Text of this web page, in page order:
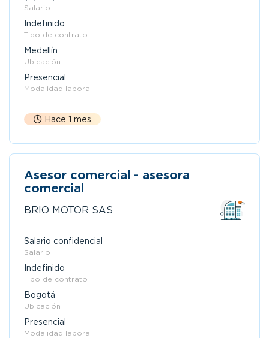
Salario
Indefinido
Tipo de contrato
Medellín
Ubicación
Presencial
Modalidad laboral
Hace 1 mes
Asesor comercial - asesora
comercial
BRIO MOTOR SAS
Salario confidencial
Salario
Indefinido
Tipo de contrato
Bogotá
Ubicación
Presencial
Modalidad laboral